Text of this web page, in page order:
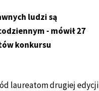
ludzi są
- mówił 27
konkursu
laureatom drugiej edycji